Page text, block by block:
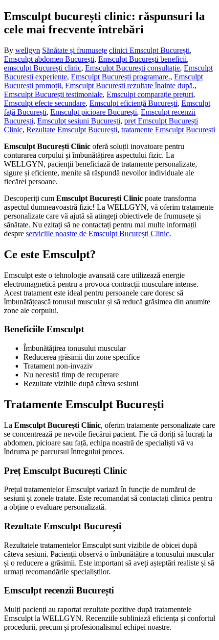
Emsculpt bucurești clinic: răspunsuri la
cele mai frecvente întrebări
By wellgyn Sănătate și frumusețe clinici Emsculpt București,
Emsculpt abdomen București, Emsculpt București beneficii,
emsculpt București clinic, Emsculpt București consultație, Emsculpt
București experiențe, Emsculpt București programare., Emsculpt
București promoții, Emsculpt București rezultate înainte după.,
Emsculpt București testimoniale, Emsculpt comparație prețuri,
Emsculpt efecte secundare, Emsculpt eficiență București, Emsculpt
față București, Emsculpt picioare București, Emsculpt recenzii
București, Emsculpt sesiuni București, preț Emsculpt București
Clinic, Rezultate Emsculpt București, tratamente Emsculpt București
Emsculpt București Clinic oferă soluții inovatoare pentru
conturarea corpului și îmbunătățirea aspectului fizic. La
WELLGYN, pacienții beneficiază de tratamente personalizate,
sigure și eficiente, menite să răspundă nevoilor individuale ale
fiecărei persoane.
Descoperiți cum Emsculpt București Clinic poate transforma
aspectul dumneavoastră fizic! La WELLGYN, vă oferim tratamente
personalizate care vă ajută să atingeți obiectivele de frumusețe și
sănătate. Nu ezitați să ne contactați pentru mai multe informații
despre serviciile noastre de Emsculpt București Clinic.
Ce este Emsculpt?
Emsculpt este o tehnologie avansată care utilizează energie
electromagnetică pentru a provoca contracții musculare intense.
Acest tratament este ideal pentru persoanele care doresc să
îmbunătățească tonusul muscular și să reducă grăsimea din anumite
zone ale corpului.
Beneficiile Emsculpt
Îmbunătățirea tonusului muscular
Reducerea grăsimii din zone specifice
Tratament non-invaziv
Nu necesită timp de recuperare
Rezultate vizibile după câteva sesiuni
Tratamente Emsculpt București
La Emsculpt București Clinic, oferim tratamente personalizate care
se concentrează pe nevoile fiecărui pacient. Fie că doriți să lucrați la
abdomen, picioare sau față, echipa noastră de specialiști vă va
îndruma pe parcursul întregului proces.
Preț Emsculpt București Clinic
Prețul tratamentelor Emsculpt variază în funcție de numărul de
sesiuni și zonele tratate. Este recomandat să contactați clinica pentru
a obține o evaluare personalizată.
Rezultate Emsculpt București
Rezultatele tratamentelor Emsculpt sunt vizibile de obicei după
câteva sesiuni. Pacienții observă o îmbunătățire a tonusului muscular
și o reducere a grăsimii. Este important să aveți așteptări realiste și să
urmați recomandările specialiștilor.
Emsculpt recenzii București
Mulți pacienți au raportat rezultate pozitive după tratamentele
Emsculpt la WELLGYN. Recenziile subliniază eficiența și confortul
procedurii, precum și profesionalismul echipei noastre.